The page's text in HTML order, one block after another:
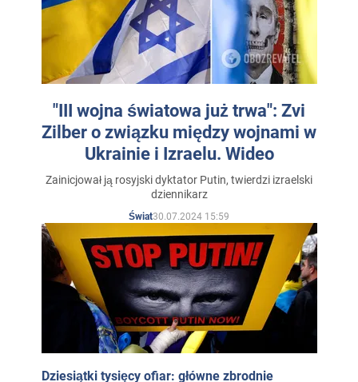
"III wojna światowa już trwa": Zvi
Zilber o związku między wojnami w
Ukrainie i Izraelu. Wideo
Zainicjował ją rosyjski dyktator Putin, twierdzi izraelski
dziennikarz
Świat30.07.2024 15:59
Dziesiątki tysięcy ofiar: główne zbrodnie